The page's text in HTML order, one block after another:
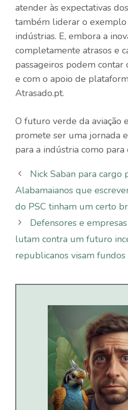
atender às expectativas
também liderar o
indústrias. E, embora a
completamente atrasos e
passageiros podem contar
e com o apoio de
Atrasado.pt.
O futuro verde da aviação
promete ser uma jornada
para a indústria como para
Nick Saban para cargo
Alabamaianos que
do PSC tinham um certo
Defensores e
lutam contra um futuro
republicanos visam